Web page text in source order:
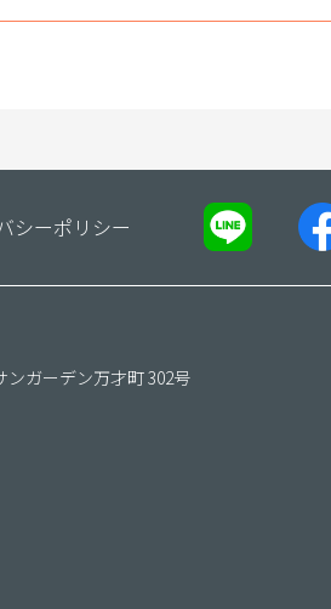
シーポリシー
ンガーデン万才町 302号